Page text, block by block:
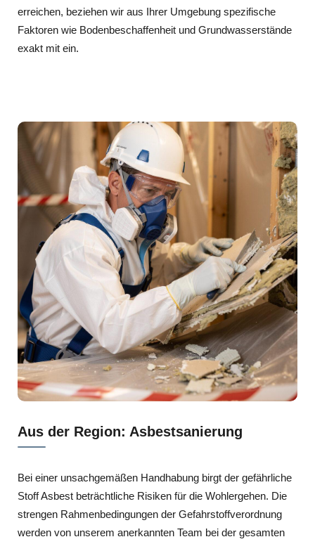
erreichen, beziehen wir aus Ihrer Umgebung spezifische
Faktoren wie Bodenbeschaffenheit und Grundwasserstände
exakt mit ein.
Aus der Region: Asbestsanierung
Bei einer unsachgemäßen Handhabung birgt der gefährliche
Stoff Asbest beträchtliche Risiken für die Wohlergehen. Die
strengen Rahmenbedingungen der Gefahrstoffverordnung
werden von unserem anerkannten Team bei der gesamten